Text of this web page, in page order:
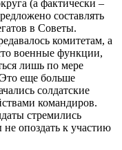
(а фактически –
составлять
в Советы.
комитетам, а
военные функции,
лишь по мере
еще больше
солдатские
командиров.
стремились
не опоздать к участию